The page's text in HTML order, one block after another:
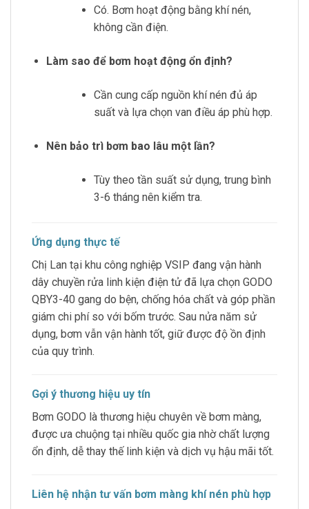
Có. Bơm hoạt động bằng khí nén,
không cần điện.
Làm sao để bơm hoạt động ổn định?
Cần cung cấp nguồn khí nén đủ áp
suất và lựa chọn van điều áp phù hợp.
Nên bảo trì bơm bao lâu một lần?
Tùy theo tần suất sử dụng, trung bình
3-6 tháng nên kiểm tra.
Ứng dụng thực tế
Chị Lan tại khu công nghiệp VSIP đang vận hành
dây chuyền rửa linh kiện điện tử đã lựa chọn GODO
QBY3-40 gang do bện, chống hóa chất và góp phần
giám chi phí so với bốm trước. Sau nửa năm sử
dụng, bơm vẫn vận hành tốt, giữ được độ ồn định
của quy trình.
Gợi ý thương hiệu uy tín
Bơm GODO là thương hiệu chuyên về bơm màng,
được ưa chuộng tại nhiều quốc gia nhờ chất lượng
ổn định, dễ thay thế linh kiện và dịch vụ hậu mãi tốt.
Liên hệ nhận tư vấn bơm màng khí nén phù hợp